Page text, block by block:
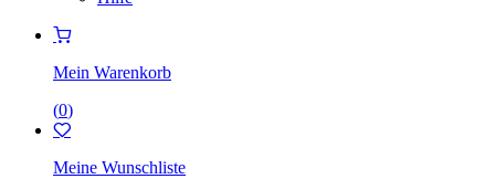
Mein Warenkorb
(0)
Meine Wunschliste